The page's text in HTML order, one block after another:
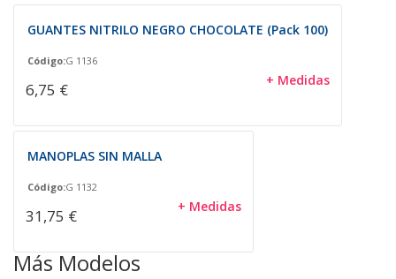
GUANTES NITRILO NEGRO CHOCOLATE (Pack 100)
Código:G 1136
6,75 € + Medidas
MANOPLAS SIN MALLA
Código:G 1132
31,75 € + Medidas
Más Modelos